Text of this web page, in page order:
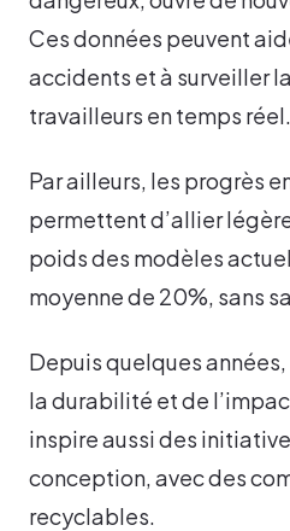
Ces données peuvent
accidents et à surveiller
travailleurs en temps réel.
Par ailleurs, les progrès
permettent d’allier
poids des modèles
moyenne de 20%, sans
Depuis quelques
la durabilité et de
inspire aussi des
conception, avec des
recyclables.